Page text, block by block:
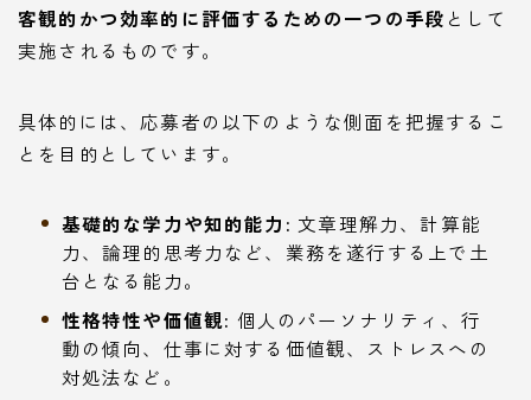
客観的かつ効率的に評価するための一つの手段 として
実施されるものです。
具体的には、応募者の以下のような側面を把握するこ
とを目的としています。
基礎的な学力や知的能力: 文章理解力、計算能
力、論理的思考力など、業務を遂行する上で土
台となる能力。
性格特性や価値観: 個人のパーソナリティ、行
動の傾向、仕事に対する価値観、ストレスへの
対処法など。